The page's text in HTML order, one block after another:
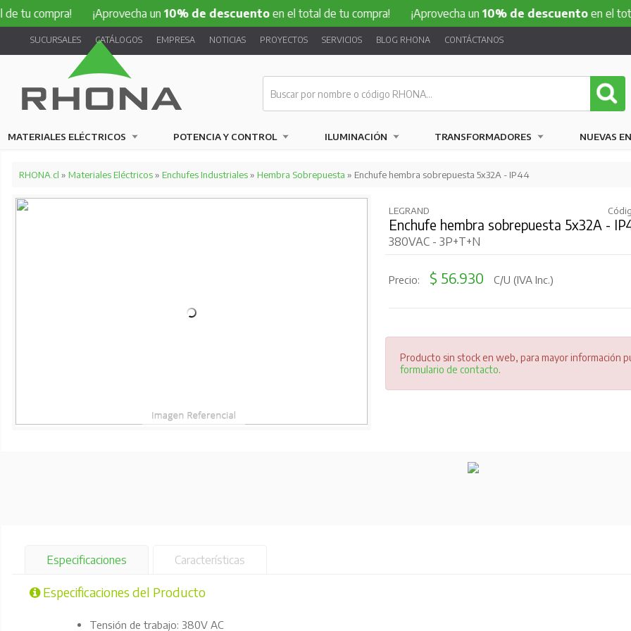
¡Aprovecha un10% de descuentoen el total de tu compra! ¡Aprovecha un10% de descuentoen el total de tu
SUCURSALES CATÁLOGOS EMPRESA NOTICIAS PROYECTOS SERVICIOS BLOG RHONA CONTÁCTANOS
MATERIALES ELÉCTRICOS POTENCIA Y CONTROL ILUMINACIÓN TRANSFORMADORES NUEVAS
RHONA.cl » Materiales Eléctricos» Enchufes Industriales» Hembra Sobrepuesta » Enchufe hembra sobrepuesta 5x32A - IP44
LEGRAND
Enchufe hembra sobrepuesta 5x32A -
380VAC - 3P+T+N
Precio: $ 56.930 C/U (IVA Inc.)
Producto sin stock en web, para mayor información
formulario de contacto.
Especificaciones Características
Especificaciones del Producto
Tensión de trabajo: 380V AC